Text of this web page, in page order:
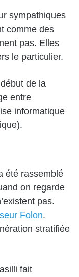
sympathiques
comme des
pas. Elles
le particulier.
de la
entre
informatique
été rassemblé
on regarde
pas.
Folon.
stratifiée
fait